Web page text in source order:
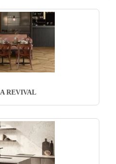
REVIVAL